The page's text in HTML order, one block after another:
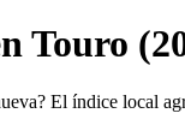
Touro
El índice local